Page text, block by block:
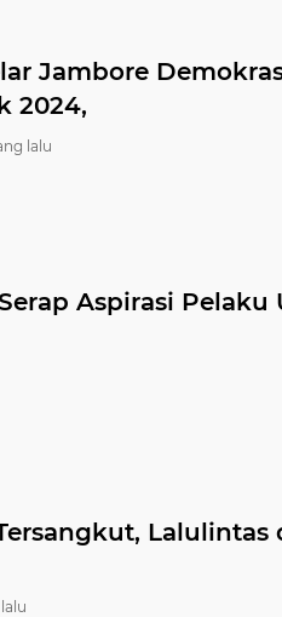
Jambore
2024,
lalu
Aspirasi Pelaku
Lalulintas